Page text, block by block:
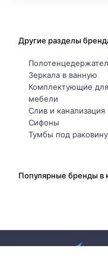
Другие разделы
Зеркала в ванную
Комплектующие для
мебели
Слив и канализация
Сифоны
Тумбы под раковину
Популярные бренды в